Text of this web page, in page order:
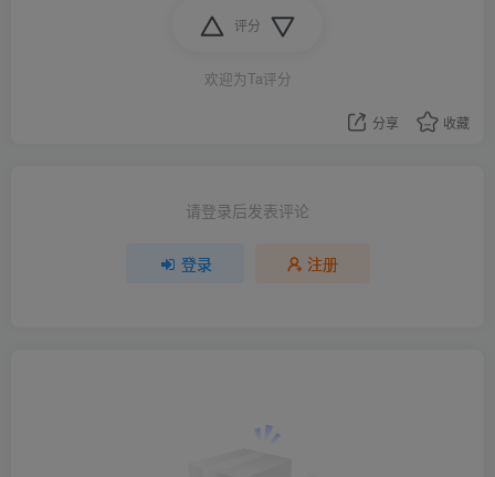
评分
欢迎为Ta评分
分享 收藏
请登录后发表评论
登录 注册